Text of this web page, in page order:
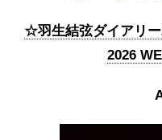
☆羽生結弦ダイアリー
2026